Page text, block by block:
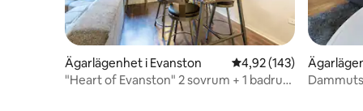
Ägarlägenhet i Evanston 4,92 av 5 i
4,92 (143)
"Heart of Evanston" 2 sovrum + 1 badrum